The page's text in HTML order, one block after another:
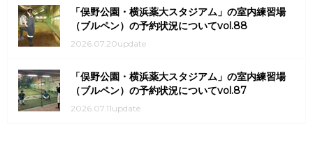
「俣野公園・横浜薬大スタジアム」の室内練習場
（ブルペン）の予約状況についてvol.88
2026.07.20update
「俣野公園・横浜薬大スタジアム」の室内練習場
（ブルペン）の予約状況についてvol.87
2026.07.11update